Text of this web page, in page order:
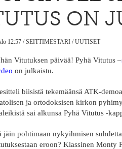
ON
12:57 /SEITTIMESTARI /UUTISET
Vitutuksen päivää! Pyhä Vitutus –
on julkaistu.
biisistä tekemäänsä ATK-
ja ortodoksisen kirkon
sai alkunsa Pyhä Vitutus -
jäin pohtimaan nykyihmisen
eroon? Klassinen Monty